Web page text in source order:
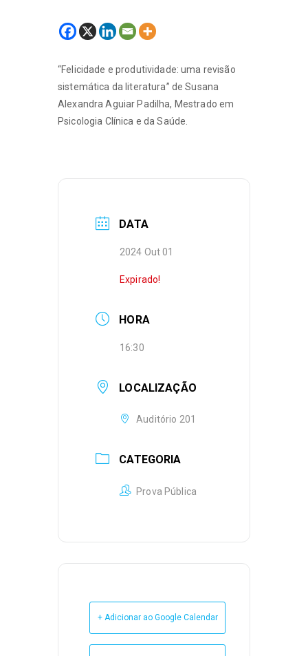
“Felicidade e produtividade: uma revisão
sistemática da literatura” de Susana
Alexandra Aguiar Padilha, Mestrado em
Psicologia Clínica e da Saúde.
DATA
2024 Out 01
Expirado!
HORA
16:30
LOCALIZAÇÃO
Auditório 201
CATEGORIA
Prova Pública
+ Adicionar ao Google Calendar